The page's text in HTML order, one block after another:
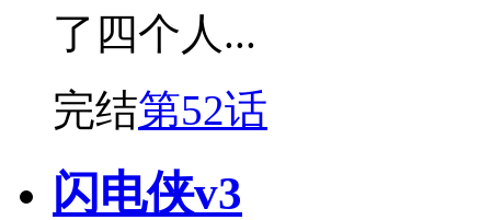
了四个人...
完结第52话
闪电侠v3